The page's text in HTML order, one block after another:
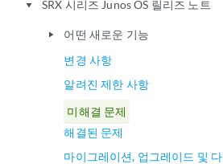
play_arrow SRX 시리즈 Junos OS 릴리즈 노트
play_arrow
어떤 새로운 기능
변경 사항
알려진 제한 사항
미해결 문제
해결된 문제
마이그레이션, 업그레이드 및 다